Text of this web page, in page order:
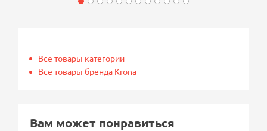
Все товары категории
Все товары бренда Krona
Вам может понравиться